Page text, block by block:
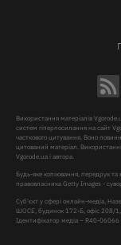
Використання матеріалів
систем гіперпосилання на сайт
часткового цитування. Воно
цитований матеріал.
Vgorode.ua і автора.
Будь-яке копіювання, передрук та
правовласника Getty Images -
Суб'єкт у сфері онлайн-медіа,
ШОСЕ, будинок 172-Б, офіс 208/
Ідентифікатор медіа – R40-06066